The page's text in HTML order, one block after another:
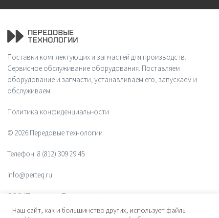
Поставки комплектующих и запчастей для производств.
Сервисное обслуживание оборудования. Поставляем
оборудование и запчасти, устанавливаем его, запускаем и
обслуживаем.
Политика конфиденциальности
© 2026 Передовые технологии
Телефон: 8 (812) 309 29 45
info@perteq.ru
ООО "Передовые Технологии"
Наш сайт, как и большинство других, использует файлы